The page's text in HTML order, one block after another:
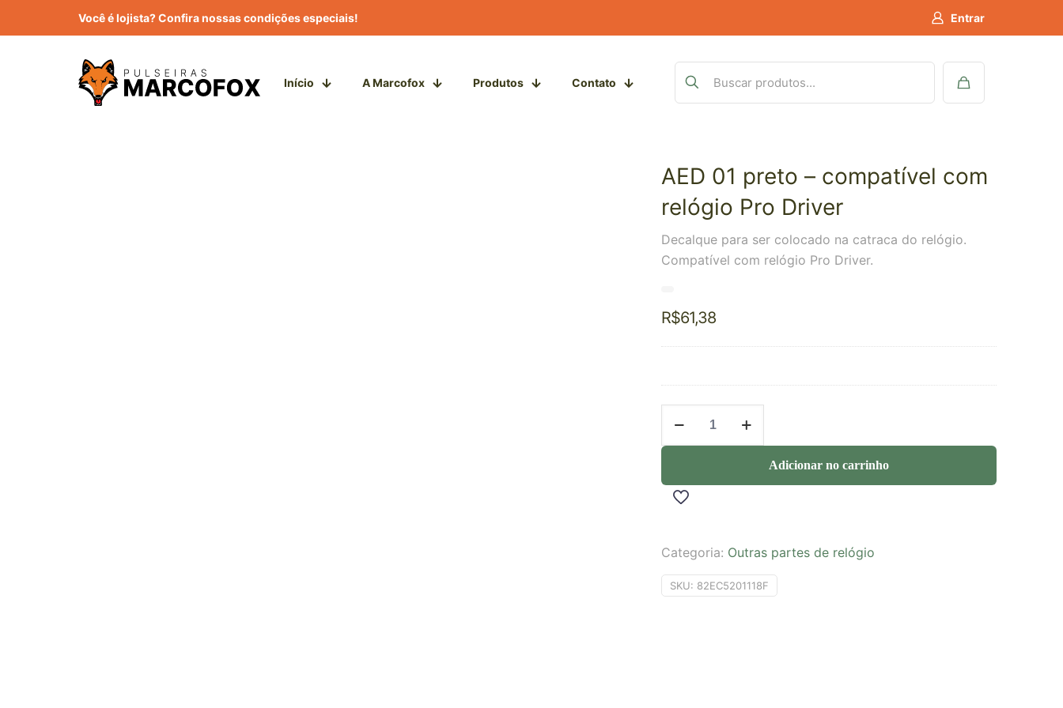
Você é lojista? Confira nossas condições especiais! Entrar
Início A Marcofox Produtos Contato
AED 01 preto – compatível com
relógio Pro Driver
Decalque para ser colocado na catraca do relógio.
Compatível com relógio Pro Driver.
R$61,38
Adicionar no carrinho
Categoria: Outras partes de relógio
SKU: 82EC5201118F